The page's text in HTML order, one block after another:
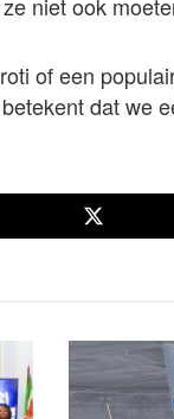
niet ook
of een
dat we